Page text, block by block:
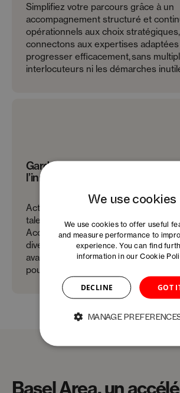
Simplifiez votre parcours grâce à un
accompagnement structuré et
opérationnels aux choix
connectons aux expertises
progresser efficacement, sans
interlocuteurs ni les démarches
Garder une longueur d’avance
l’innovation collaborative
Activez des collaborations ciblées
talents, technologies et ressources.
Accélérer la digitalisation,
diversification de votre activité, et
avantage concurrentiel. Une
pour innover plus vite et plus
Basel Area, un
We use cookies
We use cookies to offer useful
and measure performance to
experience. You can find
information in ourCookie
GOT
DECLINE
MANAGE